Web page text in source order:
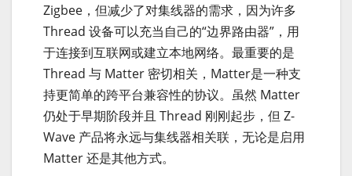
Zigbee，但减少了对集线器的需求，因为许多
Thread 设备可以充当自己的“边界路由器”，用
于连接到互联网或建立本地网络。最重要的是
Thread 与 Matter 密切相关，Matter是一种支
持更简单的跨平台兼容性的协议。虽然 Matter
仍处于早期阶段并且 Thread 刚刚起步，但 Z-
Wave 产品将永远与集线器相关联，无论是启用
Matter 还是其他方式。